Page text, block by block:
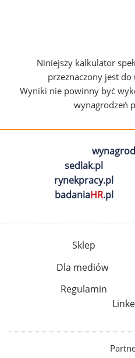
Niniejszy kalkulator
przeznaczony jest
Wyniki nie powinny być
wynagrodzeń
sedlak.pl
rynekpracy.pl
badaniaHR.pl
Sklep
Dla mediów
Regulamin